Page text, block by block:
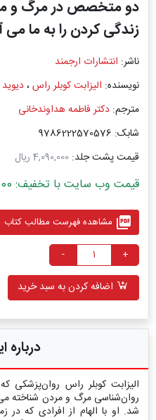
دو متخصص در مرگ و
زندگی کردن را به ما می
ناشر: انتشارات ارجمند
نویسنده: الیزابت کوبلر راس،
مترجم: دکتر فاطمه هداوندخانی
شابک: 9786222570576
قیمت پشت جلد: 4,090,000 ریال
قیمت وب سایت با تخفیف: 3,681,000 ریال
picture_as_pdf مشاهده فهرست مطالب کتاب
+
-
اضافه کردن به سبد خرید
درباره
الیزابت کوبلر راس روا‌ن‌پزشکی
روان‌شناسی مرگ و مردن شناخته
شد. او با الهام از افرادی که در‌